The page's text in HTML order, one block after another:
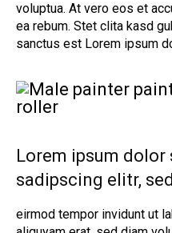
voluptua. At vero eos et
ea rebum. Stet clita kasd
sanctus est Lorem ipsum
Lorem ipsum
sadipscing elitr,
eirmod tempor invidunt ut